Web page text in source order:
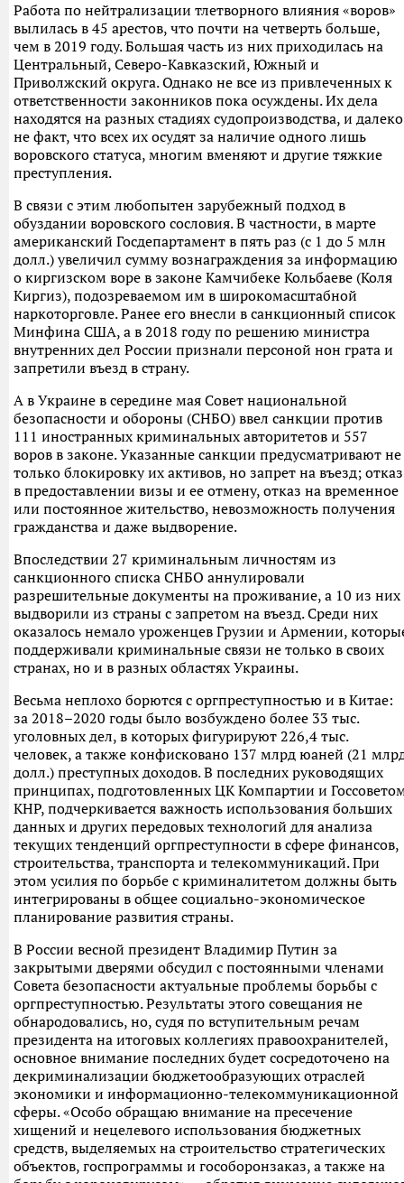
Работа по нейтрализации тлетворного влияния «воров»
вылилась в 45 арестов, что почти на четверть больше,
чем в 2019 году. Большая часть из них приходилась на
Центральный, Северо-Кавказский, Южный и
Приволжский округа. Однако не все из привлеченных к
ответственности законников пока осуждены. Их дела
находятся на разных стадиях судопроизводства, и далеко
не факт, что всех их осудят за наличие одного лишь
воровского статуса, многим вменяют и другие тяжкие
преступления.
В связи с этим любопытен зарубежный подход в
обуздании воровского сословия. В частности, в марте
американский Госдепартамент в пять раз (с 1 до 5 млн
долл.) увеличил сумму вознаграждения за информацию
о киргизском воре в законе Камчибеке Кольбаеве (Коля
Киргиз), подозреваемом им в широкомасштабной
наркоторговле. Ранее его внесли в санкционный список
Минфина США, а в 2018 году по решению министра
внутренних дел России признали персоной нон грата и
запретили въезд в страну.
А в Украине в середине мая Совет национальной
безопасности и обороны (СНБО) ввел санкции против
111 иностранных криминальных авторитетов и 557
воров в законе. Указанные санкции предусматривают не
только блокировку их активов, но запрет на въезд; отказ
в предоставлении визы и ее отмену, отказ на временное
или постоянное жительство, невозможность получения
гражданства и даже выдворение.
Впоследствии 27 криминальным личностям из
санкционного списка СНБО аннулировали
разрешительные документы на проживание, а 10 из них
выдворили из страны с запретом на въезд. Среди них
оказалось немало уроженцев Грузии и Армении,
поддерживали криминальные связи не только в своих
странах, но и в разных областях Украины.
Весьма неплохо борются с оргпреступностью и в Китае:
за 2018–2020 годы было возбуждено более 33 тыс.
уголовных дел, в которых фигурируют 226,4 тыс.
человек, а также конфисковано 137 млрд юаней (21
долл.) преступных доходов. В последних руководящих
принципах, подготовленных ЦК Компартии и
КНР, подчеркивается важность использования больших
данных и других передовых технологий для анализа
текущих тенденций оргпреступности в сфере финансов,
строительства, транспорта и телекоммуникаций. При
этом усилия по борьбе с криминалитетом должны быть
интегрированы в общее социально-экономическое
планирование развития страны.
В России весной президент Владимир Путин за
закрытыми дверями обсудил с постоянными членами
Совета безопасности актуальные проблемы борьбы с
оргпреступностью. Результаты этого совещания не
обнародовались, но, судя по вступительным речам
президента на итоговых коллегиях правоохранителей,
основное внимание последних будет сосредоточено на
декриминализации бюджетообразующих отраслей
экономики и информационно-телекоммуникационной
сферы. «Особо обращаю внимание на пресечение
хищений и нецелевого использования бюджетных
средств, выделяемых на строительство стратегических
объектов, госпрограммы и гособоронзаказ, а также на